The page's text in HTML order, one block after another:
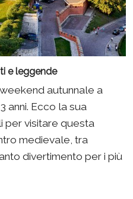
e leggende
autunnale a
anni. Ecco la sua
per visitare questa
medievale, tra
divertimento per i più